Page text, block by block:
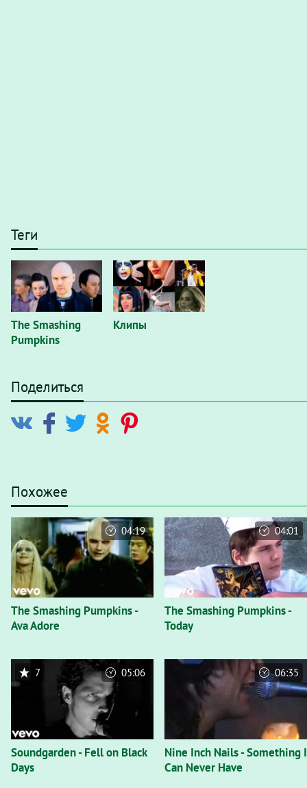
Теги
The Smashing
Pumpkins
Клипы
Поделиться
Похожее
The Smashing Pumpkins -
Ava Adore
04:19
The Smashing Pumpkins -
Today
04:01
Soundgarden - Fell on Black
Days
7 05:06
Nine Inch Nails - Something I
Can Never Have
06:35